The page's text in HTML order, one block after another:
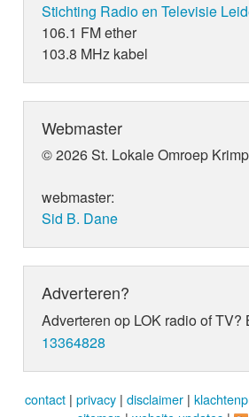
Stichting Radio en Televisie
106.1 FM ether
103.8 MHz kabel
Webmaster
© 2026 St. Lokale Omroep
webmaster:
Sid B. Dane
Adverteren?
Adverteren op LOK radio of
13364828
contact | privacy | disclaimer |